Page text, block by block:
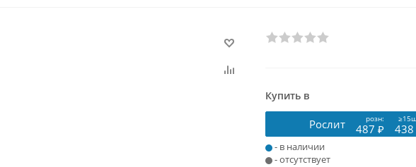
Купить в
Рослит розн:
487 ₽ 438
- в наличии
- отсутствует